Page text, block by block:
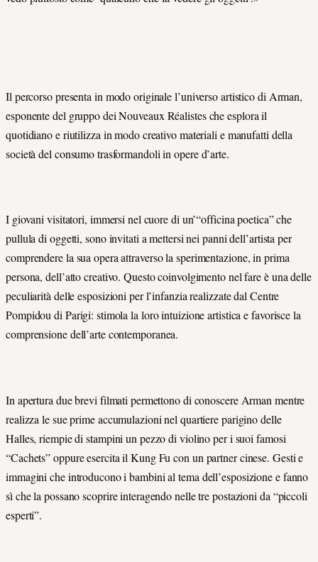
Il percorso presenta in modo originale l’universo artistico di Arman,
esponente del gruppo dei Nouveaux Réalistes che esplora il
quotidiano e riutilizza in modo creativo materiali e manufatti della
società del consumo trasformandoli in opere d’arte.
I giovani visitatori, immersi nel cuore di un’“officina poetica” che
pullula di oggetti, sono invitati a mettersi nei panni dell’artista per
comprendere la sua opera attraverso la sperimentazione, in prima
persona, dell’atto creativo. Questo coinvolgimento nel fare è una delle
peculiarità delle esposizioni per l’infanzia realizzate dal Centre
Pompidou di Parigi: stimola la loro intuizione artistica e favorisce la
comprensione dell’arte contemporanea.
In apertura due brevi filmati permettono di conoscere Arman mentre
realizza le sue prime accumulazioni nel quartiere parigino delle
Halles, riempie di stampini un pezzo di violino per i suoi famosi
“Cachets” oppure esercita il Kung Fu con un partner cinese. Gesti e
immagini che introducono i bambini al tema dell’esposizione e fanno
sì che la possano scoprire interagendo nelle tre postazioni da “piccoli
esperti”.